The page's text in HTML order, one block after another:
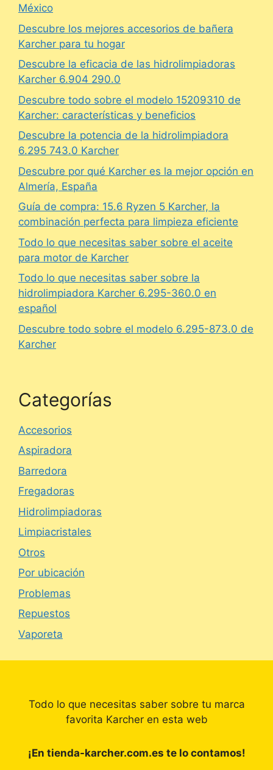
México
Descubre los mejores accesorios de bañera
Karcher para tu hogar
Descubre la eficacia de las hidrolimpiadoras
Karcher 6.904 290.0
Descubre todo sobre el modelo 15209310 de
Karcher: características y beneficios
Descubre la potencia de la hidrolimpiadora
6.295 743.0 Karcher
Descubre por qué Karcher es la mejor opción en
Almería, España
Guía de compra: 15.6 Ryzen 5 Karcher, la
combinación perfecta para limpieza eficiente
Todo lo que necesitas saber sobre el aceite
para motor de Karcher
Todo lo que necesitas saber sobre la
hidrolimpiadora Karcher 6.295-360.0 en
español
Descubre todo sobre el modelo 6.295-873.0 de
Karcher
Categorías
Accesorios
Aspiradora
Barredora
Fregadoras
Hidrolimpiadoras
Limpiacristales
Otros
Por ubicación
Problemas
Repuestos
Vaporeta
Todo lo que necesitas saber sobre tu marca
favorita Karcher en esta web
¡En tienda-karcher.com.es te lo contamos!